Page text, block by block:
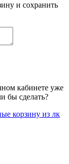
и сохранить
кабинете уже
бы сделать?
корзину из лк